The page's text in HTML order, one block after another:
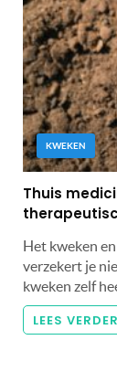
KWEKEN
Thuis
Het kweken
verzekert je
kweken zelf
LEES VERDER